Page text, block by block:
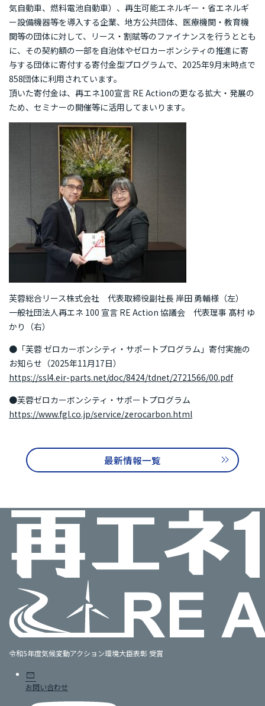
参加団体の最新情報
参加団体の取り組み
参加団体の方へのお知らせ
気自動車、燃料電池自動車）、再生可能エネルギー・省エネルギ
ー設備機器等を導入する企業、地方公共団体、医療機関・教育機
関等の団体に対して、リース・割賦等のファイナンスを行うととも
に、その契約額の一部を自治体やゼロカーボンシティの推進に寄
与する団体に寄付する寄付金型プログラムで、2025年9月末時点で
858団体に利用されています。
頂いた寄付金は、再エネ100宣言 RE Actionの更なる拡大・発展の
ため、セミナーの開催等に活用してまいります。
芙蓉総合リース株式会社 代表取締役副社長 岸田 勇輔様（左）
一般社団法人再エネ 100 宣言 RE Action 協議会 代表理事 髙村 ゆ
かり（右）
●「芙蓉 ゼロカーボンシティ・サポートプログラム」寄付実施の
お知らせ（2025年11月17日）
https://ssl4.eir-parts.net/doc/8424/tdnet/2721566/00.pdf
●芙蓉ゼロカーボンシティ・サポートプログラム
https://www.fgl.co.jp/service/zerocarbon.html
最新情報一覧
令和5年度気候変動アクション環境大臣表彰 受賞
mail
お問い合わせ